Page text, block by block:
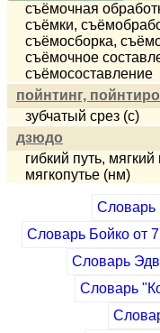
съёмочная
съёмки,
съёмосборка,
съёмочное
съёмосоставление
пойнтинг,
зубчатый срез (с)
дзюдо
гибкий путь, мягкий
мягкопутье (нм)
Словарь
Словарь Бойко от
Словарь
Cловарь